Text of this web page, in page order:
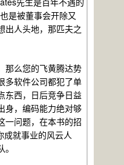
先生是百年不遇的
是被董事会开除又
出人头地，那匹夫之
那么您的飞黄腾达势
多软件公司都犯了单
东西，日后竞争日益
身，编码能力绝对够
一问题，在本书的招
成就事业的风云人